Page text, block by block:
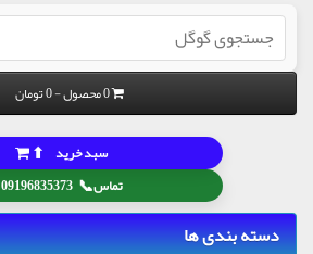
0 محصول - 0 تومان
تماس📞
09196835373
سبد خرید ⬆
دسته بندی ها